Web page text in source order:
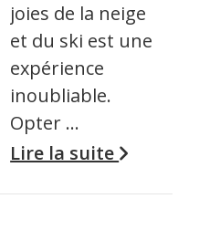
joies de la neige
et du ski est une
expérience
inoubliable.
Opter …
Lire la suite